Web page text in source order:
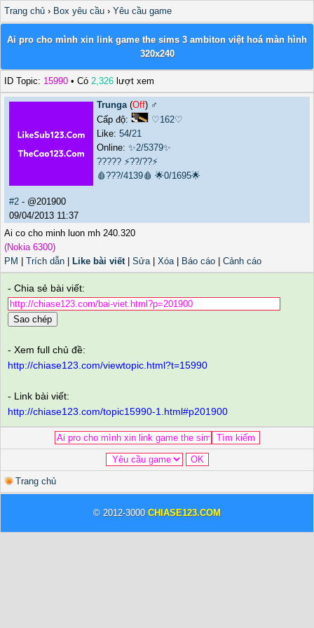
Trang chủ › Box yêu cầu › Yêu cầu game
Ai pro cho mình xin link game the sims 3 ambiton việt hoá màn hình
320x240
ID Topic: 15990 • Có 2,326 lượt xem
Trunga(Off) ♂️
Cấp độ:
♡162♡
Like: 54/21
Online: ✨2/5379✨
????? ⚡??/??⚡
🩸???/4139🩸 🌟0/1695🌟
#2 - @201900
09/04/2013 11:37
Ai co cho minh luon mh 240.320
(Nokia 6300)
PM
Trích dẫn Like bài viết| Sửa| Xóa| Báo cáo Cảnh cáo
- Chia sẻ bài viết:
Sao chép
- Xem full chủ đề:
http://chiase123.com/viewtopic.html?t=15990
- Link bài viết:
http://chiase123.com/topic15990-1.html#p201900
Trang chủ
© 2012-3000 CHIASE123.COM